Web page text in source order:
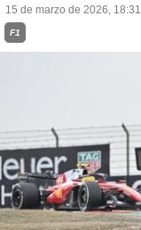
15 de marzo de 2026, 18:31
F1